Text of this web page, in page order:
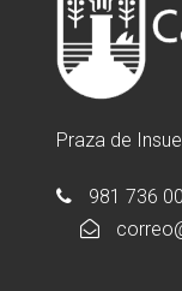
Praza de
981 736